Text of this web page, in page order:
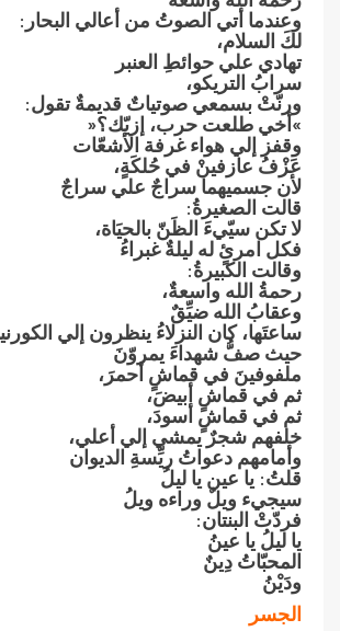
وعندما أتي الصوتُ‮ ‬من أعالي البحار‮:‬
لكَ‮ ‬السلام،
تهادي علي حوائطِ‮ ‬العنبر
سرابُ‮ ‬التريكو،
ورنّتْ‮ ‬بسمعي صوتياتٌ‮ ‬قديمةٌ‮ ‬تقول‮:‬
‮»‬أخي طلعت حرب،‮ ‬إزيّك؟‮«‬
وقفز إلي هواء‮ ‬غرفة الأشعّات
عَزْفُ‮ ‬عازفينْ‮ ‬في حُلكَةٍ،
لأن جسميهما سراجٌ‮ ‬علي سراجٌ
قالت الصغيرةُ‮:‬
لا تكن سيّيءَ‮ ‬الظَنّ‮ ‬بالحيَاة،
فكل امرئٍ‮ ‬له ليلةٌ‮ ‬غبراءُ
وقالت الكبيرةُ‮:‬
رحمةُ‮ ‬الله واسعةٌ،
وعقابُ‮ ‬الله ضيِّقٌ
ساعتَها،‮ ‬كان النزلاءُ‮ ‬ينظرون إلي
حيث صفُّ‮ ‬شهداءَ‮ ‬يمروّنَ
ملفوفينَ‮ ‬في قماشٍ‮ ‬أحمرَ،
ثم في قماشٍ‮ ‬أبيضَ،
ثم في قماشٍ‮ ‬أسودَ،
خلفهم شجرٌ‮ ‬يمشي إلي أعلي،
وأمامهم دعواتُ‮ ‬ريِّسةِ‮ ‬الديوان
قلتُ‮: ‬يا عين‮ ‬يا ليلُ
سيجيء ويلٌ‮ ‬وراءه ويلُ
فردّتْ‮ ‬البنتان‮:‬
يا ليلُ‮ ‬يا عينُ
المحبّاتُ‮ ‬دِينٌ
ودَيْنُ
الجسر